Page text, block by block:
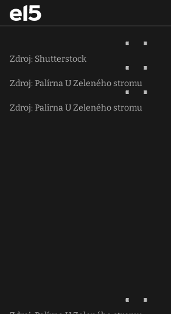
Zdroj: Shutterstock
Zdroj: Palírna U Zeleného stromu
Zdroj: Palírna U Zeleného stromu